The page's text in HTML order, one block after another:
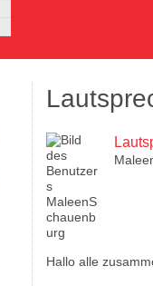
Hallo alle